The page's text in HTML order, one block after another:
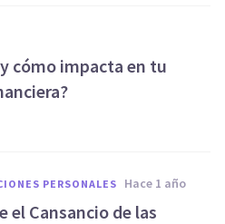
cómo impacta en tu
PERSONALES hace 1 año
el Cansancio de las